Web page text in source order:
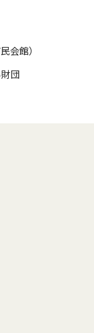
会館）
団